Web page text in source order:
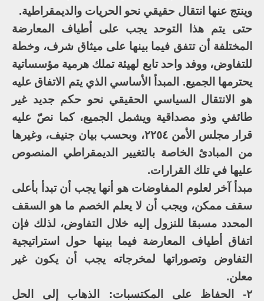
وينتج عنها انتقال حقيقي نحو الحريات والديمقراطية.
حتى يتم هذا التوحد يجب على أطياف المعارضة
المختلفة أن تتفق فيما بينها على ميثاق شرف، وخطة
للتفاوض، ووفد واحد تابع لهيئة تملك هرمية مؤسساتية
يحترمها الجميع. المبدأ الأساسي الذي يتم الاتفاق عليه
هو الانتقال السياسي الحقيقي نحو حكم جديد غير
طائفي وذو مصداقية ويشمل الجميع، كما نصّ عليه
قرار مجلس الأمن ٢٢٥٤، وبحسب بيان جنيف، وغيرها
من المبادئ الخاصة بالتغيير الديمقراطي المنصوص
عليها في تلك القرارات.
مبدأ آخر لعلوم المفاوضات هو أنها يجب أن تبدأ بأعلى
سقف ممكن، ويجب أن لا يعلم الخصم ما هو السقف
المحدد مسبقا للنزول إليه خلال التفاوض، لذلك فإن
اتفاق أطياف المعارضة فيما بينها حول استراتيجية
التفاوض وتصوراتها لمخرجاته يجب أن يكون غير
معلن.
٢- الحفاظ على المكتسبات: الذهاب إلى الحل